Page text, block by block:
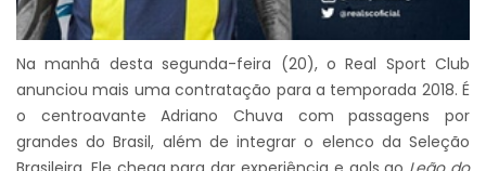
Na manhã desta segunda-feira (20), o Real Sport Club
anunciou mais uma contratação para a temporada 2018. É
o centroavante Adriano Chuva com passagens por
grandes do Brasil, além de integrar o elenco da Seleção